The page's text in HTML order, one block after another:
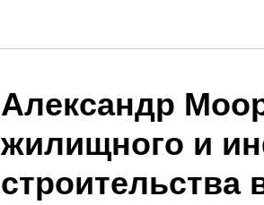
Александр
жилищного и
строительства